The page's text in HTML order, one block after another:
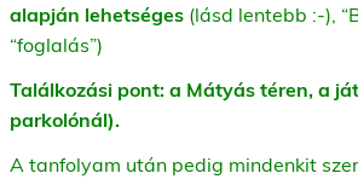
alapján lehetséges (lásd lentebb :-),
“foglalás”)
Találkozási pont: a Mátyás téren, a
parkolónál).
A tanfolyam után pedig mindenkit